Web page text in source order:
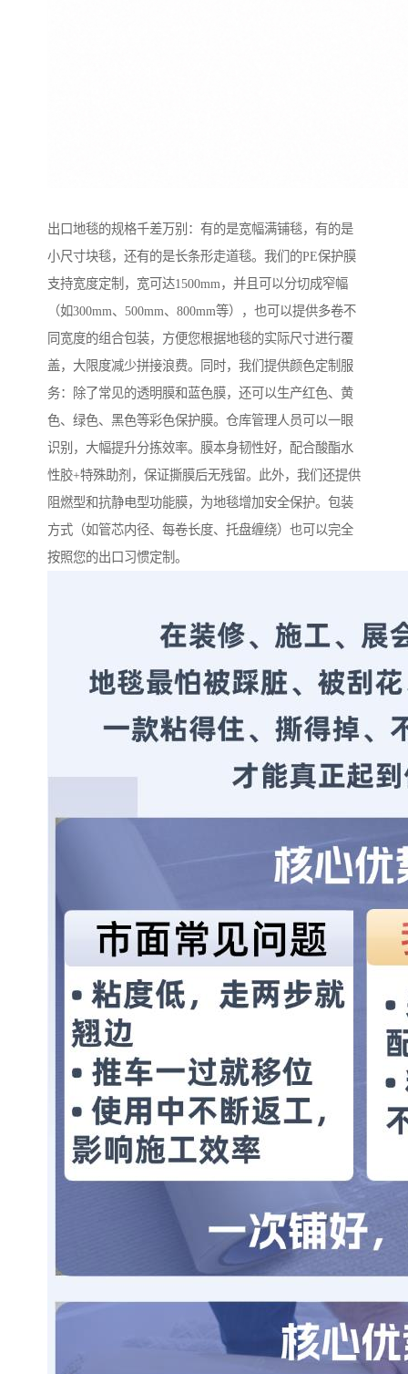
出口地毯的规格千差万别：有的是宽幅满铺毯，有的是
小尺寸块毯，还有的是长条形走道毯。我们的PE保护膜
支持宽度定制，宽可达1500mm，并且可以分切成窄幅
（如300mm、500mm、800mm等），也可以提供多卷不
同宽度的组合包装，方便您根据地毯的实际尺寸进行覆
盖，大限度减少拼接浪费。同时，我们提供颜色定制服
务：除了常见的透明膜和蓝色膜，还可以生产红色、黄
色、绿色、黑色等彩色保护膜。仓库管理人员可以一眼
识别，大幅提升分拣效率。膜本身韧性好，配合酸酯水
性胶+特殊助剂，保证撕膜后无残留。此外，我们还提供
阻燃型和抗静电型功能膜，为地毯增加安全保护。包装
方式（如管芯内径、每卷长度、托盘缠绕）也可以完全
按照您的出口习惯定制。